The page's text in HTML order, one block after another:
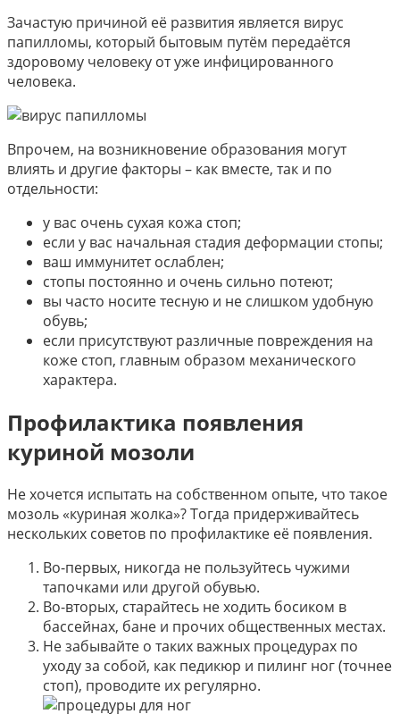
Зачастую причиной её развития является вирус
папилломы, который бытовым путём передаётся
здоровому человеку от уже инфицированного
человека.
Впрочем, на возникновение образования могут
влиять и другие факторы – как вместе, так и по
отдельности:
у вас очень сухая кожа стоп;
если у вас начальная стадия деформации стопы;
ваш иммунитет ослаблен;
стопы постоянно и очень сильно потеют;
вы часто носите тесную и не слишком удобную
обувь;
если присутствуют различные повреждения на
коже стоп, главным образом механического
характера.
Профилактика появления
куриной мозоли
Не хочется испытать на собственном опыте, что такое
мозоль «куриная жолка»? Тогда придерживайтесь
нескольких советов по профилактике её появления.
Во-первых, никогда не пользуйтесь чужими
тапочками или другой обувью.
Во-вторых, старайтесь не ходить босиком в
бассейнах, бане и прочих общественных местах.
Не забывайте о таких важных процедурах по
уходу за собой, как педикюр и пилинг ног (точнее
стоп), проводите их регулярно.